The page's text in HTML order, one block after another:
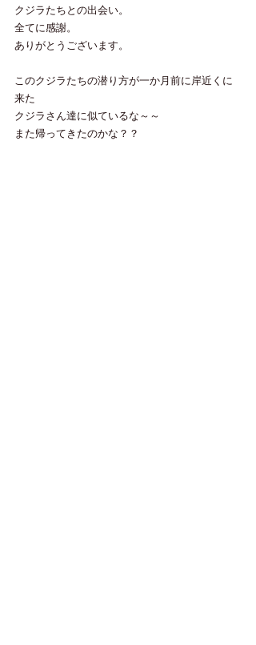
クジラたちとの出会い。
全てに感謝。
ありがとうございます。
このクジラたちの潜り方が一か月前に岸近くに
来た
クジラさん達に似ているな～～
また帰ってきたのかな？？